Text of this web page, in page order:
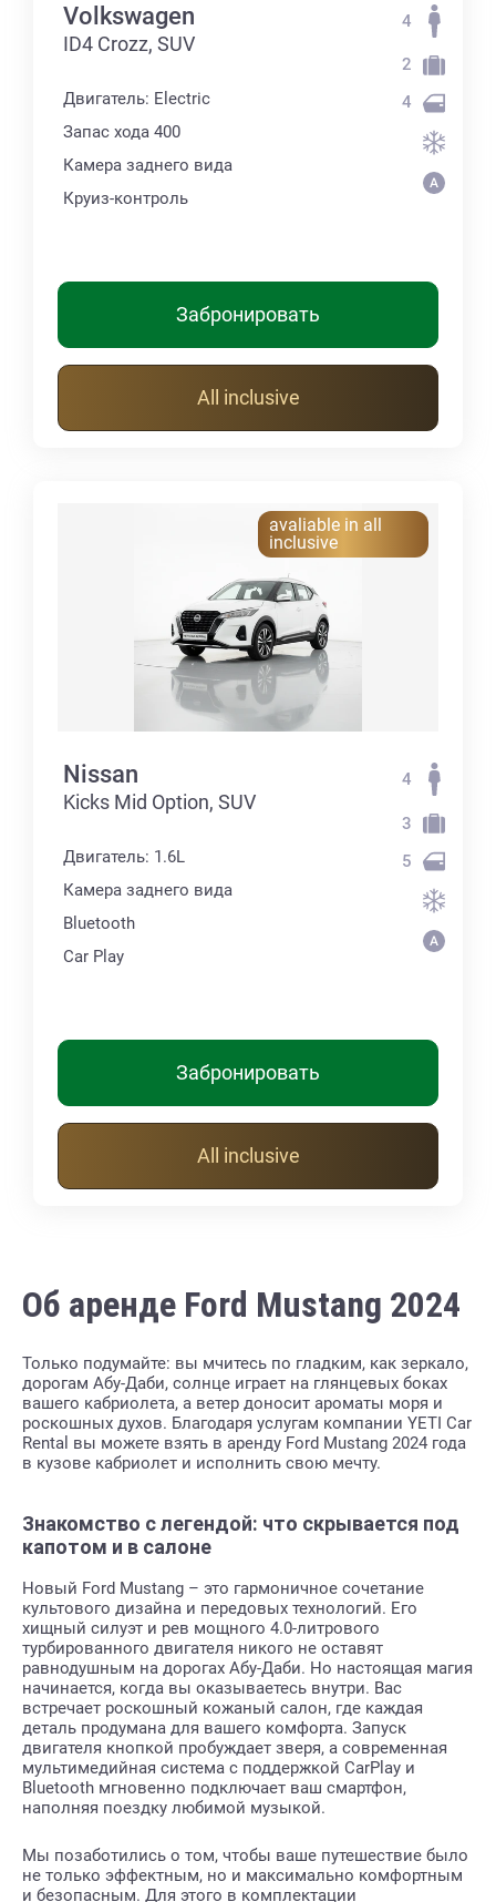
Volkswagen
ID4 Crozz, SUV
Двигатель: Electric
Запас хода 400
Камера заднего вида
Круиз-контроль
4
2
4
Забронировать
All inclusive
avaliable in all
inclusive
Nissan
Kicks Mid Option, SUV
Двигатель: 1.6L
Камера заднего вида
Bluetooth
Car Play
4
3
5
Забронировать
All inclusive
Об аренде Ford Mustang 2024
Только подумайте: вы мчитесь по гладким, как зеркало,
дорогам Абу-Даби, солнце играет на глянцевых боках
вашего кабриолета, а ветер доносит ароматы моря и
роскошных духов. Благодаря услугам компании YETI Car
Rental вы можете взять в аренду Ford Mustang 2024 года
в кузове кабриолет и исполнить свою мечту.
Знакомство с легендой: что скрывается под
капотом и в салоне
Новый Ford Mustang – это гармоничное сочетание
культового дизайна и передовых технологий. Его
хищный силуэт и рев мощного 4.0-литрового
турбированного двигателя никого не оставят
равнодушным на дорогах Абу-Даби. Но настоящая магия
начинается, когда вы оказываетесь внутри. Вас
встречает роскошный кожаный салон, где каждая
деталь продумана для вашего комфорта. Запуск
двигателя кнопкой пробуждает зверя, а современная
мультимедийная система с поддержкой CarPlay и
Bluetooth мгновенно подключает ваш смартфон,
наполняя поездку любимой музыкой.
Мы позаботились о том, чтобы ваше путешествие было
не только эффектным, но и максимально комфортным
и безопасным. Для этого в комплектации